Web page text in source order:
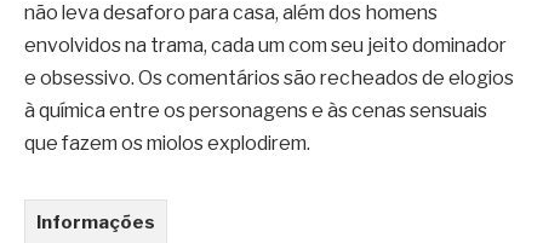
não leva desaforo para casa, além dos homens
envolvidos na trama, cada um com seu jeito dominador
e obsessivo. Os comentários são recheados de elogios
à química entre os personagens e às cenas sensuais
que fazem os miolos explodirem.
Informações